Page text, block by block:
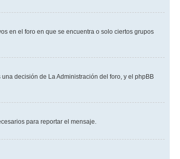
en el foro en que se encuentra o solo ciertos grupos
decisión de La Administración del foro, y el phpBB
para reportar el mensaje.